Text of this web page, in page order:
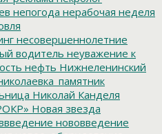
непогода нерабочая неделя
несовершеннолетние
водитель неуважение к
нефть Нижнеленинский
Николай Канделя
Новая звезда
нововведение